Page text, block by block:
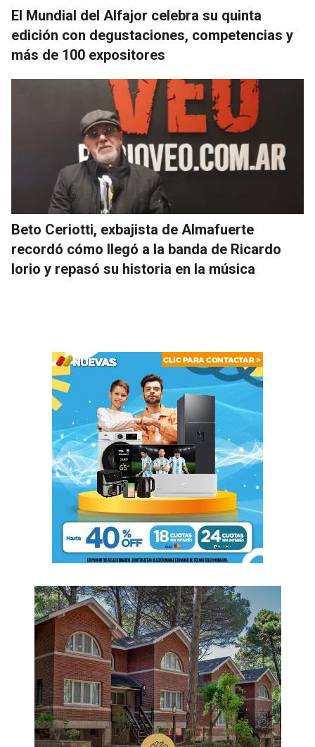
El Mundial del Alfajor celebra su quinta
edición con degustaciones, competencias y
más de 100 expositores
Beto Ceriotti, exbajista de Almafuerte
recordó cómo llegó a la banda de Ricardo
Iorio y repasó su historia en la música